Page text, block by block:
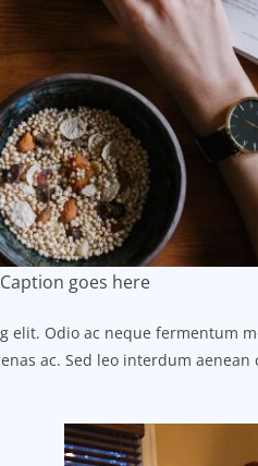
goes here
elit. Odio ac neque fermentum
ac. Sed leo interdum aenean